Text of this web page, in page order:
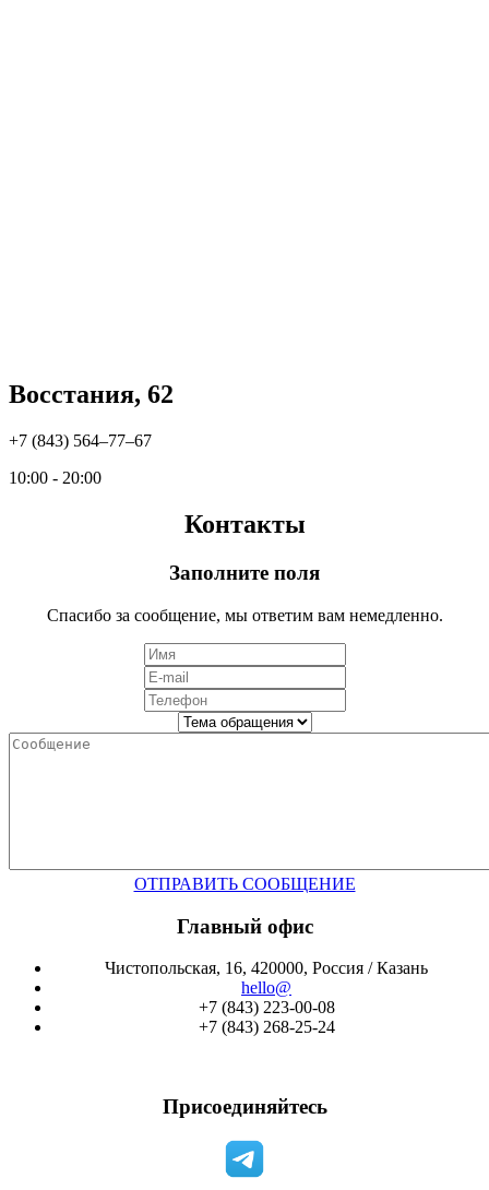
Восстания, 62
+7 (843) 564‒77‒67
10:00 - 20:00
Контакты
Заполните поля
Спасибо за сообщение, мы ответим вам немедленно.
ОТПРАВИТЬ СООБЩЕНИЕ
Главный офис
Чистопольская, 16, 420000, Россия / Казань
hello@
+7 (843) 223-00-08
+7 (843) 268-25-24
Присоединяйтесь